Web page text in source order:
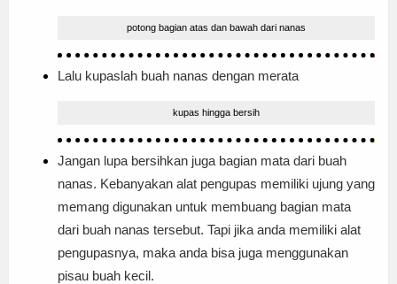
potong bagian atas dan bawah dari nanas
Lalu kupaslah buah nanas dengan merata
kupas hingga bersih
Jangan lupa bersihkan juga bagian mata dari buah
nanas. Kebanyakan alat pengupas memiliki ujung yang
memang digunakan untuk membuang bagian mata
dari buah nanas tersebut. Tapi jika anda memiliki alat
pengupasnya, maka anda bisa juga menggunakan
pisau buah kecil.